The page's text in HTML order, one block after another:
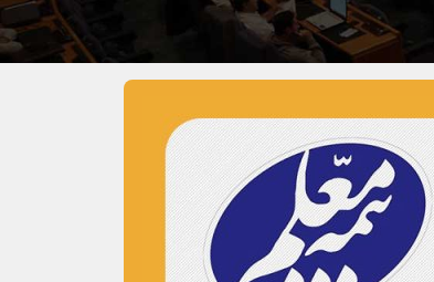
021-22021030
90001030
@alireza.mehrabii
@alirezamehrabi_com
@alirezamehrabi_official